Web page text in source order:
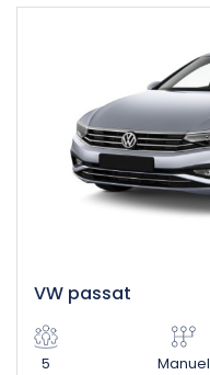
VW passat
5 Manuel